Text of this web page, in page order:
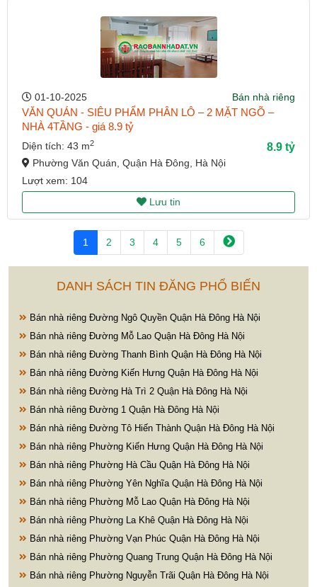
01-10-2025 Bán nhà riêng
VĂN QUÁN - SIÊU PHẨM PHÂN LÔ – 2 MẶT NGÕ –
NHÀ 4TẦNG - giá 8.9 tỷ
Diện tích: 43 m2 8.9 tỷ
Phường Văn Quán, Quận Hà Đông, Hà Nội
Lượt xem: 104
Lưu tin
1 2 3 4 5 6
DANH SÁCH TIN ĐĂNG PHỔ BIẾN
Bán nhà riêng Đường Ngô Quyền Quận Hà Đông Hà Nội
Bán nhà riêng Đường Mỗ Lao Quận Hà Đông Hà Nội
Bán nhà riêng Đường Thanh Bình Quận Hà Đông Hà Nội
Bán nhà riêng Đường Kiến Hưng Quận Hà Đông Hà Nội
Bán nhà riêng Đường Hà Trì 2 Quận Hà Đông Hà Nội
Bán nhà riêng Đường 1 Quận Hà Đông Hà Nội
Bán nhà riêng Đường Tô Hiến Thành Quận Hà Đông Hà Nội
Bán nhà riêng Phường Kiến Hưng Quận Hà Đông Hà Nội
Bán nhà riêng Phường Hà Cầu Quận Hà Đông Hà Nội
Bán nhà riêng Phường Yên Nghĩa Quận Hà Đông Hà Nội
Bán nhà riêng Phường Mỗ Lao Quận Hà Đông Hà Nội
Bán nhà riêng Phường La Khê Quận Hà Đông Hà Nội
Bán nhà riêng Phường Vạn Phúc Quận Hà Đông Hà Nội
Bán nhà riêng Phường Quang Trung Quận Hà Đông Hà Nội
Bán nhà riêng Phường Nguyễn Trãi Quận Hà Đông Hà Nội